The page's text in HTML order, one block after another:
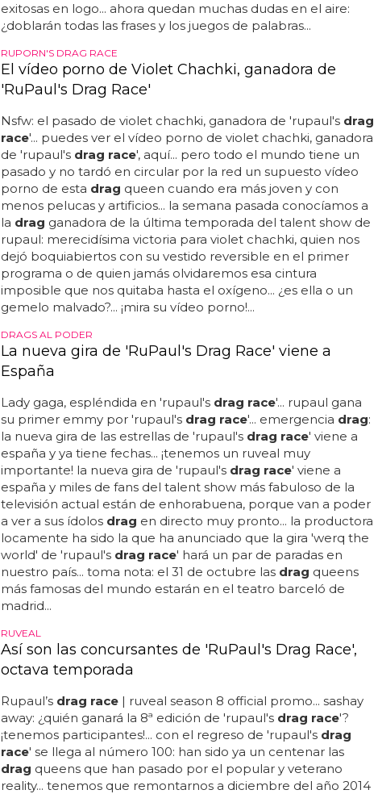
exitosas en logo... ahora quedan muchas dudas en el aire:
¿doblarán todas las frases y los juegos de palabras...
RUPORN'S DRAG RACE
El vídeo porno de Violet Chachki, ganadora de
'RuPaul's Drag Race'
Nsfw: el pasado de violet chachki, ganadora de 'rupaul's drag
race'... puedes ver el vídeo porno de violet chachki, ganadora
de 'rupaul's drag race', aquí... pero todo el mundo tiene un
pasado y no tardó en circular por la red un supuesto vídeo
porno de esta drag queen cuando era más joven y con
menos pelucas y artificios... la semana pasada conocíamos a
la drag ganadora de la última temporada del talent show de
rupaul: merecidísima victoria para violet chachki, quien nos
dejó boquiabiertos con su vestido reversible en el primer
programa o de quien jamás olvidaremos esa cintura
imposible que nos quitaba hasta el oxígeno... ¿es ella o un
gemelo malvado?... ¡mira su vídeo porno!...
DRAGS AL PODER
La nueva gira de 'RuPaul's Drag Race' viene a
España
Lady gaga, espléndida en 'rupaul's drag race'... rupaul gana
su primer emmy por 'rupaul's drag race'... emergencia drag:
la nueva gira de las estrellas de 'rupaul's drag race' viene a
españa y ya tiene fechas... ¡tenemos un ruveal muy
importante! la nueva gira de 'rupaul's drag race' viene a
españa y miles de fans del talent show más fabuloso de la
televisión actual están de enhorabuena, porque van a poder
a ver a sus ídolos drag en directo muy pronto... la productora
locamente ha sido la que ha anunciado que la gira 'werq the
world' de 'rupaul's drag race' hará un par de paradas en
nuestro país... toma nota: el 31 de octubre las drag queens
más famosas del mundo estarán en el teatro barceló de
madrid...
RUVEAL
Así son las concursantes de 'RuPaul's Drag Race',
octava temporada
Rupaul’s drag race| ruveal season 8 official promo... sashay
away: ¿quién ganará la 8ª edición de 'rupaul's drag race'?
¡tenemos participantes!... con el regreso de 'rupaul's drag
race' se llega al número 100: han sido ya un centenar las
drag queens que han pasado por el popular y veterano
reality... tenemos que remontarnos a diciembre del año 2014